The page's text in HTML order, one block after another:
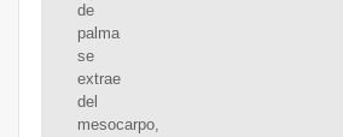
de
palma
se
extrae
del
mesocarpo,